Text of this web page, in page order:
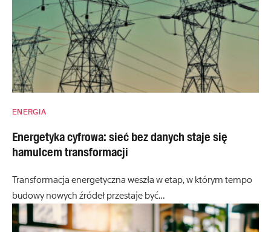
ENERGIA
Energetyka cyfrowa: sieć bez danych staje się
hamulcem transformacji
Transformacja energetyczna weszła w etap, w którym tempo
budowy nowych źródeł przestaje być…